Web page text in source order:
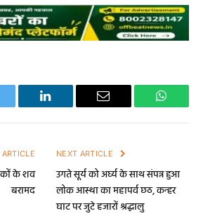
LinkedIn Email
ARTICLE
के शव
बरामद
NEXT ARTICLE
उगते सूर्य को अर्घ्य के साथ संपन्न हुआ
लोक आस्था का महापर्व छठ, कन्हर
घाट पर जुटे हजारों श्रद्धालु